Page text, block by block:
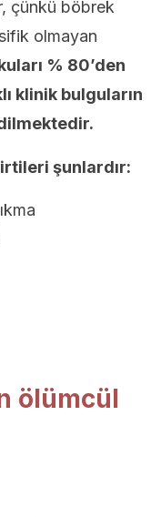
çünkü böbrek
olmayan
% 80’den
klinik bulguların
şunlardır:
ölümcül